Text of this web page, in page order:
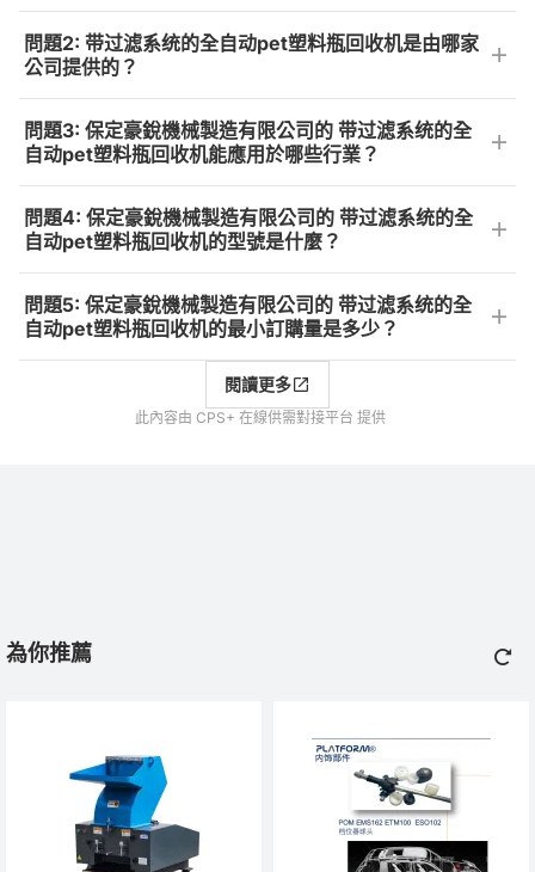
問題2: 带过滤系统的全自动pet塑料瓶回收机是由哪家
公司提供的？
問題3: 保定豪銳機械製造有限公司的 带过滤系统的全
自动pet塑料瓶回收机能應用於哪些行業？
問題4: 保定豪銳機械製造有限公司的 带过滤系统的全
自动pet塑料瓶回收机的型號是什麼？
問題5: 保定豪銳機械製造有限公司的 带过滤系统的全
自动pet塑料瓶回收机的最小訂購量是多少？
閱讀更多
此內容由 CPS+ 在線供需對接平台 提供
為你推薦